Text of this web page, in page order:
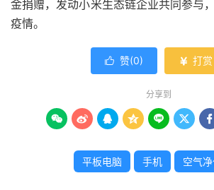
金捐赠，发动小米生态链企业共同参与
疫情。
 赞(0)  打赏
分享到
      
平板电脑 手机 空气